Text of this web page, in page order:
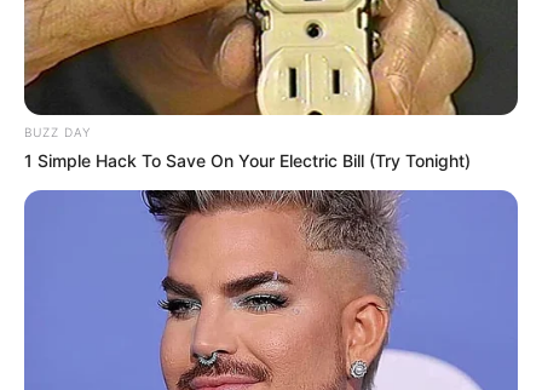
BUZZ DAY
1 Simple Hack To Save On Your Electric Bill (Try Tonight)